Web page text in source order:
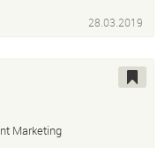
28.03.2019
Marketing